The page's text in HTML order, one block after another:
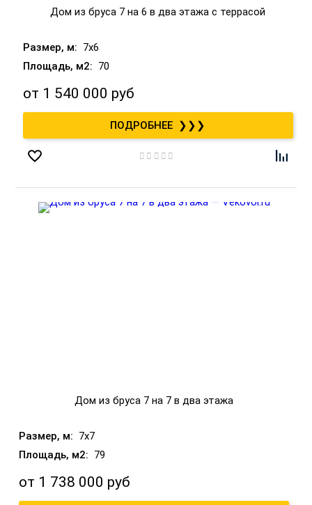
Дом из бруса 7 на 6 в два этажа с террасой
7x6
70
от 1 540 000 руб
❯❯❯
Дом из бруса 7 на 7 в два этажа
7x7
79
от 1 738 000 руб